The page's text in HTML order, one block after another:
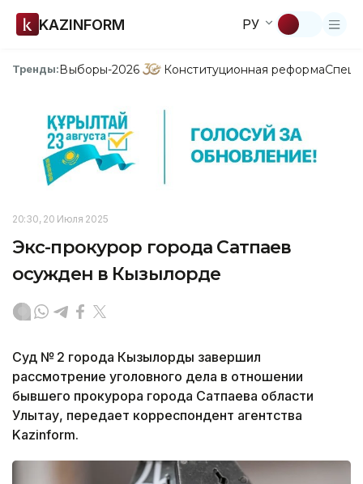
KAZINFORM РУ
Тренды:Выборы-2026 Конституционная реформа
20:30, 20 Июля 2025
Экс-прокурор города Сатпаев
осужден в Кызылорде
Суд № 2 города Кызылорды завершил
рассмотрение уголовного дела в отношении
бывшего прокурора города Сатпаева области
Улытау, передает корреспондент агентства
Kazinform.